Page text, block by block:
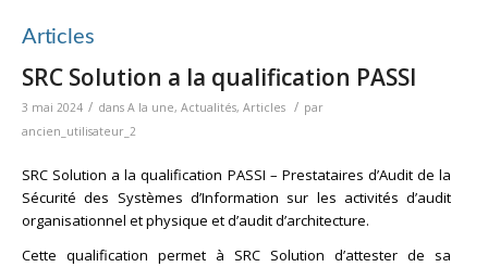
Articles
SRC Solution a la qualification PASSI
3 mai 2024 / dans A la une, Actualités, Articles / par
ancien_utilisateur_2
SRC Solution a la qualification PASSI – Prestataires d’Audit de la
Sécurité des Systèmes d’Information sur les activités d’audit
organisationnel et physique et d’audit d’architecture.
Cette qualification permet à SRC Solution d’attester de sa